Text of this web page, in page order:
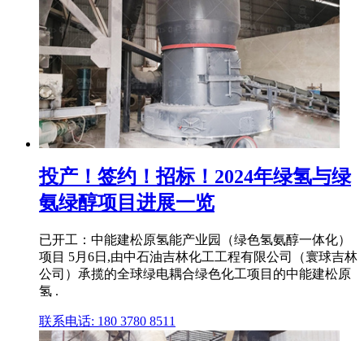
投产！签约！招标！2024年绿氢与绿
氨绿醇项目进展一览
已开工：中能建松原氢能产业园（绿色氢氨醇一体化）
项目 5月6日,由中石油吉林化工工程有限公司（寰球吉林
公司）承揽的全球绿电耦合绿色化工项目的中能建松原
氢 .
联系电话: 180 3780 8511